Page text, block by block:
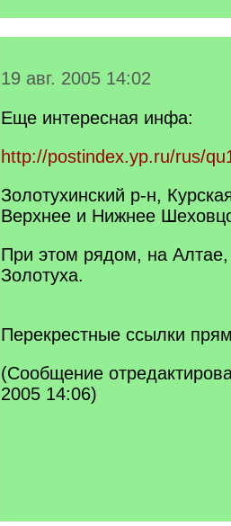
19 авг. 2005 14:02
Еще интересная инфа:
http://postindex.yp.ru/rus/
Золотухинский р-н,
Верхнее и Нижнее
При этом рядом, на Алтае,
Золотуха.
Перекрестные ссылки
(Сообщение
2005 14:06)